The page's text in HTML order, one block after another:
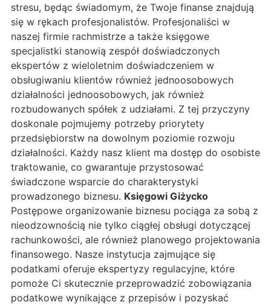
stresu, będąc świadomym, że Twoje finanse znajdują
się w rękach profesjonalistów. Profesjonaliści w
naszej firmie rachmistrze a także księgowe
specjalistki stanowią zespół doświadczonych
ekspertów z wieloletnim doświadczeniem w
obsługiwaniu klientów również jednoosobowych
działalności jednoosobowych, jak również
rozbudowanych spółek z udziałami. Z tej przyczyny
doskonale pojmujemy potrzeby priorytety
przedsiębiorstw na dowolnym poziomie rozwoju
działalności. Każdy nasz klient ma dostęp do osobiste
traktowanie, co gwarantuje przystosować
świadczone wsparcie do charakterystyki
prowadzonego biznesu. Księgowi Giżycko
Postępowe organizowanie biznesu pociąga za sobą z
nieodzownością nie tylko ciągłej obsługi dotyczącej
rachunkowości, ale również planowego projektowania
finansowego. Nasze instytucja zajmujące się
podatkami oferuje ekspertyzy regulacyjne, które
pomoże Ci skutecznie przeprowadzić zobowiązania
podatkowe wynikające z przepisów i pozyskać